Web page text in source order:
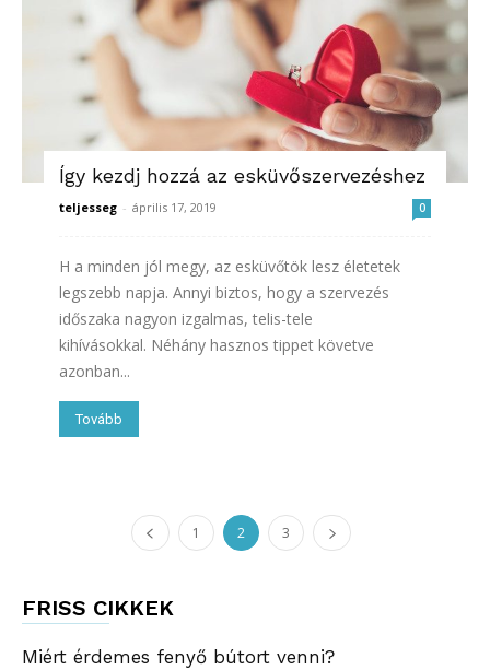
Így kezdj hozzá az esküvőszervezéshez
teljesseg - április 17, 2019 0
H a minden jól megy, az esküvőtök lesz életetek
legszebb napja. Annyi biztos, hogy a szervezés
időszaka nagyon izgalmas, telis-tele
kihívásokkal. Néhány hasznos tippet követve
azonban...
Tovább
1 2 3
FRISS CIKKEK
Miért érdemes fenyő bútort venni?